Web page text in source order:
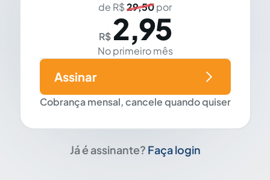
de R$29,50por
R$ 2,95
No primeiro mês
Cobrança mensal, cancele quando quiser
Assinar
Já é assinante? Faça login